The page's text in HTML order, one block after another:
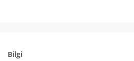
Bilgi